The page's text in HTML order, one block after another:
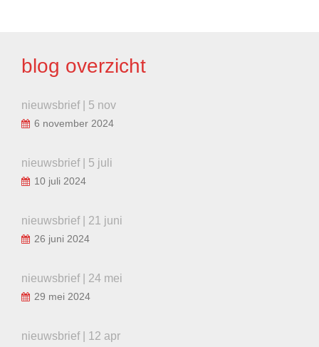
blog overzicht
nieuwsbrief | 5 nov
6 november 2024
nieuwsbrief | 5 juli
10 juli 2024
nieuwsbrief | 21 juni
26 juni 2024
nieuwsbrief | 24 mei
29 mei 2024
nieuwsbrief | 12 apr